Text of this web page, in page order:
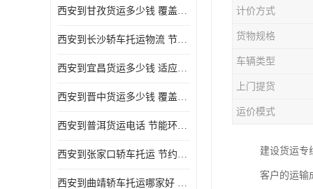
危险品运输
西安到甘孜货运多少钱 覆盖面广 降低运输成本
西安到长沙轿车托运物流 节约时间 为客户节省大量时间和能源
西安到宜昌货运多少钱 适应能力强 降低运输成本
西安到晋中货运多少钱 覆盖面广 一站式运输
西安到普洱货运电话 节能环保 灵活性高 持续性长
西安到张家口轿车托运 节约时间 随时查询车辆时实位置
西安到曲靖轿车托运哪家好 方便快捷 用户享受上门提送车辆
计价方式
货物规格
车辆类型
上门提货
运价模式
建设货运专
客户的运输